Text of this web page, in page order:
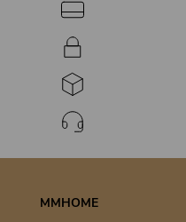
MMHOME